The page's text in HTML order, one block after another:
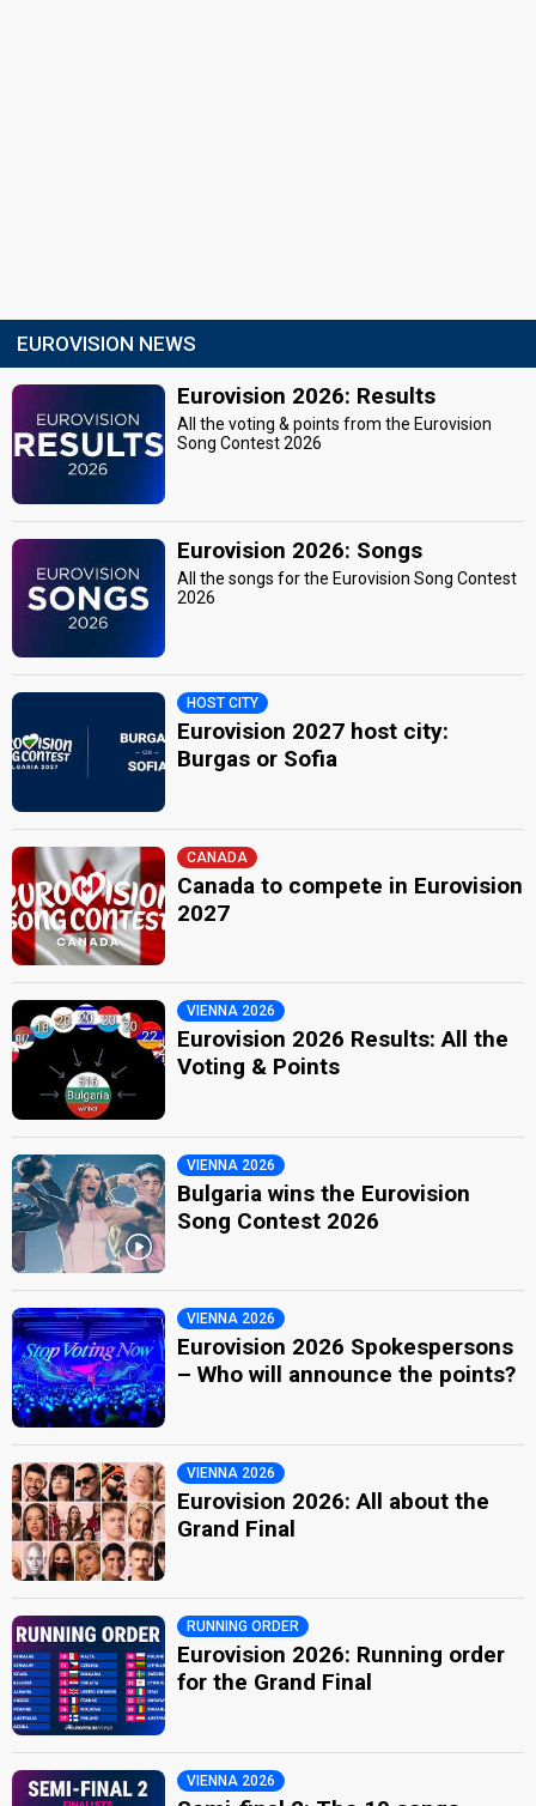
EUROVISION NEWS
Eurovision 2026: Results
All the voting & points from the Eurovision
Song Contest 2026
Eurovision 2026: Songs
All the songs for the Eurovision Song Contest
2026
HOST CITY
Eurovision 2027 host city:
Burgas or Sofia
CANADA
Canada to compete in Eurovision
2027
VIENNA 2026
Eurovision 2026 Results: All the
Voting & Points
VIENNA 2026
Bulgaria wins the Eurovision
Song Contest 2026
VIENNA 2026
Eurovision 2026 Spokespersons
– Who will announce the points?
VIENNA 2026
Eurovision 2026: All about the
Grand Final
RUNNING ORDER
Eurovision 2026: Running order
for the Grand Final
VIENNA 2026